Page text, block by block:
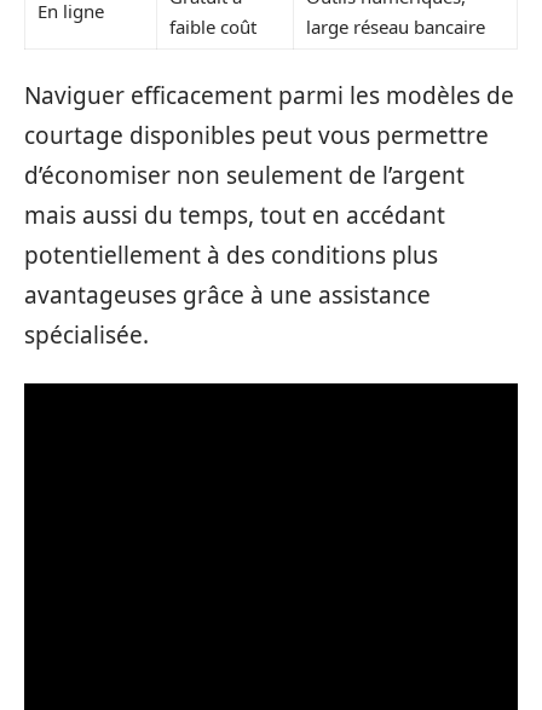
En ligne
faible coût
large réseau bancaire
Naviguer efficacement parmi les modèles de
courtage disponibles peut vous permettre
d’économiser non seulement de l’argent
mais aussi du temps, tout en accédant
potentiellement à des conditions plus
avantageuses grâce à une assistance
spécialisée.